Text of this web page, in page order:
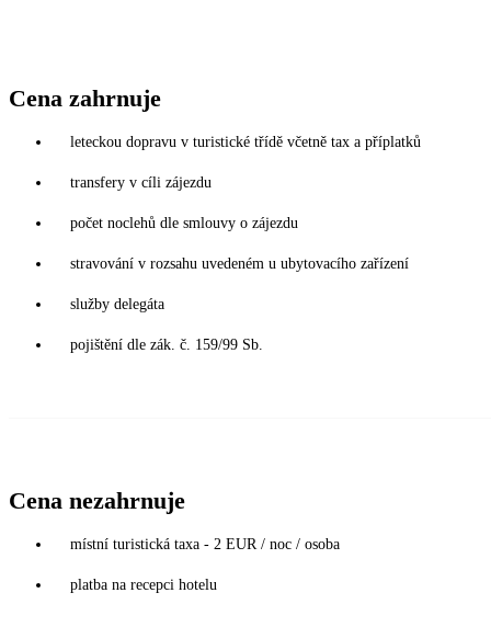
Cena zahrnuje
leteckou dopravu v turistické třídě včetně tax a příplatků
transfery v cíli zájezdu
počet noclehů dle smlouvy o zájezdu
stravování v rozsahu uvedeném u ubytovacího zařízení
služby delegáta
pojištění dle zák. č. 159/99 Sb.
Cena nezahrnuje
místní turistická taxa - 2 EUR / noc / osoba
platba na recepci hotelu